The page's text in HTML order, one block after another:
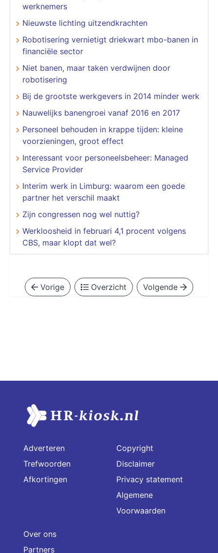
werknemers
Nieuwste lichting uitzendkrachten
Robotisering vernietigt driekwart mbo-banen in
financiële sector
Niet banen, maar taken verdwijnen door
robotisering
Bij de grootste werkgevers in 2014 minder werk
Nauwelijks banengroei vanaf 2016 en 2017
Personeel behouden in krappe tijden: kleine
voorzieningen, groot effect
Interessant voor personeelsbeheer: Managed
Service Provider
Interim werk in Limburg: waarom een goede
partner het verschil maakt
Zijn congressen nog wel nuttig?
Werkloosheid in februari 4,1 procent volgens
CBS, maar klopt dat wel?
Vorige Overzicht Volgende
Adverteren
Trefwoorden
Afkortingen
Copyright
Disclaimer
Privacy statement
Algemene
Voorwaarden
Over ons
Partners